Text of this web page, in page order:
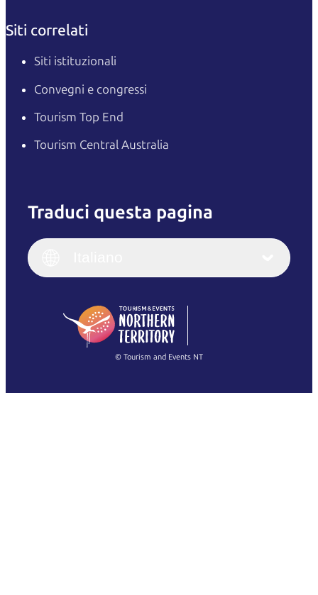
Siti correlati
Siti istituzionali
Convegni e congressi
Tourism Top End
Tourism Central Australia
Traduci questa pagina
English
(Singapore)
Italiano
繁體中文
© Tourism and Events NT